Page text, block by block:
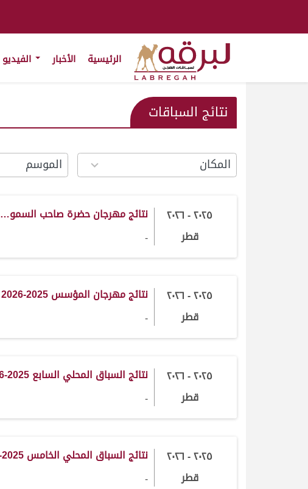
الرئيسية الأخبار
نتائج السباقات
1
result
6
results
٢٠٢٥ - ٢٠٢٦
قطر
نتائج مهرجان حضرة صاحب السمو…
-
٢٠٢٥ - ٢٠٢٦
قطر
نتائج مهرجان المؤسس 2025-2026
-
٢٠٢٥ - ٢٠٢٦
قطر
نتائج السباق المحلي السابع 2025-2026
-
٢٠٢٥ - ٢٠٢٦
قطر
نتائج السباق المحلي الخامس 2025-2026
-